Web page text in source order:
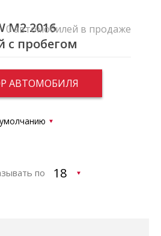
M2 2016
с пробегом
АВТОМОБИЛЯ
0 автомобилей в продаже
по